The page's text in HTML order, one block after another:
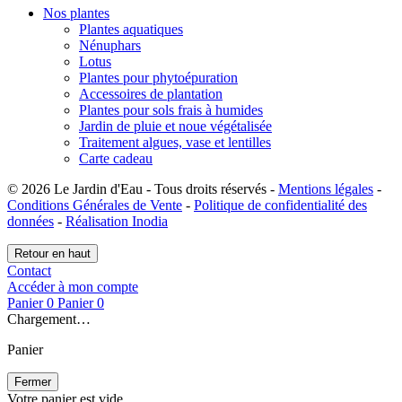
Nos plantes
Plantes aquatiques
Nénuphars
Lotus
Plantes pour phytoépuration
Accessoires de plantation
Plantes pour sols frais à humides
Jardin de pluie et noue végétalisée
Traitement algues, vase et lentilles
Carte cadeau
© 2026 Le Jardin d'Eau - Tous droits réservés - Mentions légales -
Conditions Générales de Vente - Politique de confidentialité des
données - Réalisation Inodia
Retour en haut
Contact
Accéder à mon compte
Panier 0 Panier 0
Chargement…
Panier
Fermer
Votre panier est vide